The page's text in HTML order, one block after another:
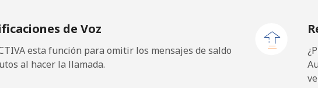
de Voz
esta función para omitir los mensajes de saldo
al hacer la llamada.